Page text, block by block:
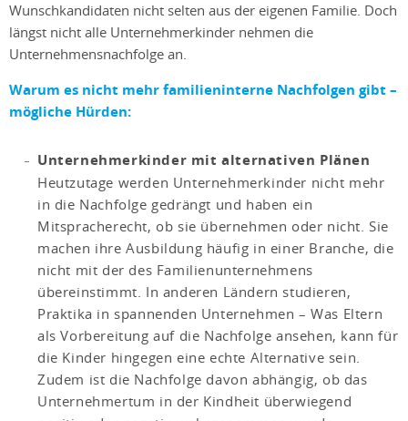
Wunschkandidaten nicht selten aus der eigenen Familie. Doch
längst nicht alle Unternehmerkinder nehmen die
Unternehmensnachfolge an.
Warum es nicht mehr familieninterne Nachfolgen gibt –
mögliche Hürden:
Unternehmerkinder mit alternativen Plänen
Heutzutage werden Unternehmerkinder nicht mehr
in die Nachfolge gedrängt und haben ein
Mitspracherecht, ob sie übernehmen oder nicht. Sie
machen ihre Ausbildung häufig in einer Branche, die
nicht mit der des Familienunternehmens
übereinstimmt. In anderen Ländern studieren,
Praktika in spannenden Unternehmen – Was Eltern
als Vorbereitung auf die Nachfolge ansehen, kann für
die Kinder hingegen eine echte Alternative sein.
Zudem ist die Nachfolge davon abhängig, ob das
Unternehmertum in der Kindheit überwiegend